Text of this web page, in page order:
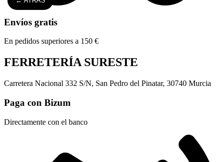
Envíos gratis
En pedidos superiores a 150 €
FERRETERÍA SURESTE
Carretera Nacional 332 S/N, San Pedro del Pinatar, 30740 Murcia
Paga con Bizum
Directamente con el banco